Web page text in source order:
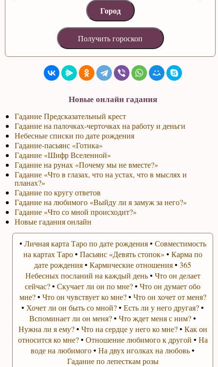
Новые онлайн гадания
Гадание Предсказательный крест
Гадание на палочках-черточках на работу и деньги
Небесные списки по дате рождения
Гадание-пасьянс «Готика»
Гадание «Шифр Вселенной»
Гадание на рунах «Почему мы не вместе?»
Гадание «Что в глазах, что на устах, что в мыслях и
планах?»
Гадание по кругу ответов
Гадание на любимого «Выйду ли я замуж за него?»
Гадание «Что со мной происходит?»
Новые гадания онлайн
• Личная карта Таро по дате рождения• Совместимость
на картах Таро• Пасьянс «Девять стопок» • Карма по
дате рождения•Кармические отношения•365
Небесных посланий на каждый день• Что он делает
сейчас?•Скучает ли он по мне?•Что он думает обо
мне?• Что он чувствует ко мне?• Что он хочет от меня?
•Хочет ли он быть со мной?•Есть ли у него другая?•
Вспоминает ли он меня?•Что ждет меня с ним?•
Нужна ли я ему?• Что на сердце у него ко мне?• Как он
относится ко мне?• Отношение любимого к другой • На
воде на любимого•На двух иголках на любовь•
Гадание по лепесткам розы